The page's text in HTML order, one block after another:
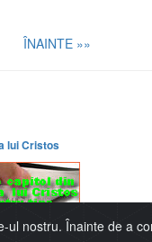
ÎNAINTE »»
lui Cristos
de Kempis
nostru. Înainte de a